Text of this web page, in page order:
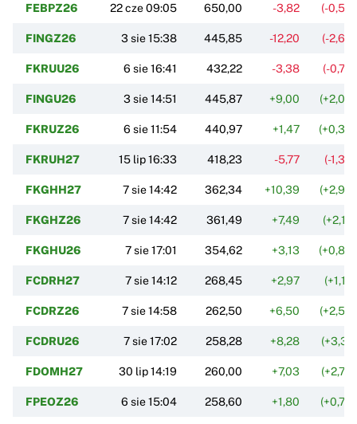
FEBPZ26 22 cze 09:05 650,00 -3,82 (-
FINGZ26 3 sie 15:38 445,85 -12,20 (-
FKRUU26 6 sie 16:41 432,22 -3,38 (-
FINGU26 3 sie 14:51 445,87 +9,00
FKRUZ26 6 sie 11:54 440,97 +1,47
FKRUH27 15 lip 16:33 418,23 -5,77 (-
FKGHH27 7 sie 14:42 362,34 +10,39
FKGHZ26 7 sie 14:42 361,49 +7,49
FKGHU26 7 sie 17:01 354,62 +3,13
FCDRH27 7 sie 14:12 268,45 +2,97
FCDRZ26 7 sie 14:58 262,50 +6,50
FCDRU26 7 sie 17:02 258,28 +8,28
FDOMH27 30 lip 14:19 260,00 +7,03
FPEOZ26 6 sie 15:04 258,60 +1,80